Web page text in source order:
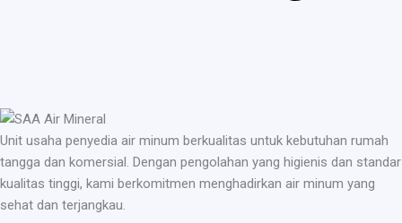
Unit usaha penyedia air minum berkualitas untuk kebutuhan rumah
tangga dan komersial. Dengan pengolahan yang higienis dan standar
kualitas tinggi, kami berkomitmen menghadirkan air minum yang
sehat dan terjangkau.